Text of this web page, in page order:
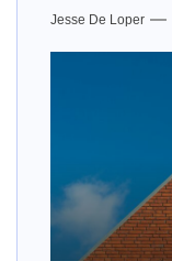
Jesse De Loper